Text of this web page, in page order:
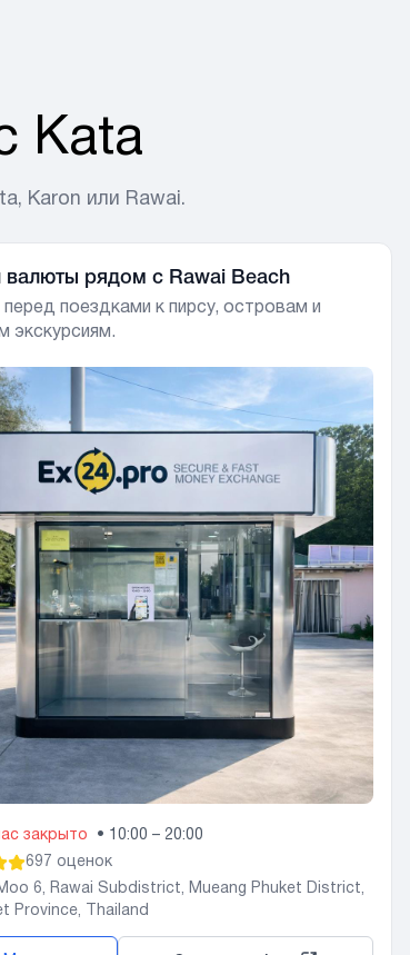
Kata
Karon или Rawai.
рядом с Rawai Beach
поездками к пирсу, островам и
экскурсиям.
закрыто •
10:00 – 20:00
697 оценок
6, Rawai Subdistrict, Mueang Phuket District,
Province, Thailand